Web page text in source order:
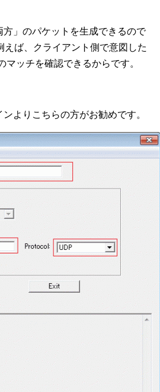
」のパケットを生成できるので
ば、クライアント側で意図した
ッチを確認できるからです。
よりこちらの方がお勧めです。